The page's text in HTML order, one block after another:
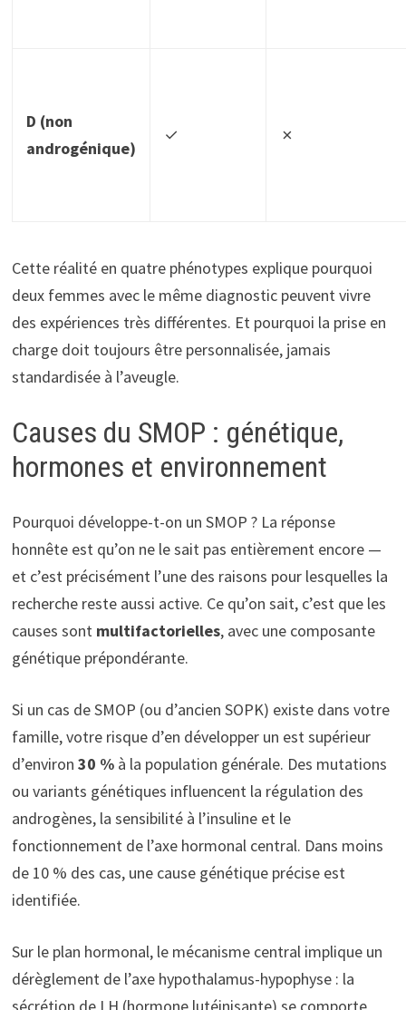
D (non
androgénique)
✓ ✗
Cette réalité en quatre phénotypes explique pourquoi
deux femmes avec le même diagnostic peuvent vivre
des expériences très différentes. Et pourquoi la prise en
charge doit toujours être personnalisée, jamais
standardisée à l’aveugle.
Causes du SMOP : génétique,
hormones et environnement
Pourquoi développe-t-on un SMOP ? La réponse
honnête est qu’on ne le sait pas entièrement encore —
et c’est précisément l’une des raisons pour lesquelles la
recherche reste aussi active. Ce qu’on sait, c’est que les
causes sont multifactorielles, avec une composante
génétique prépondérante.
Si un cas de SMOP (ou d’ancien SOPK) existe dans votre
famille, votre risque d’en développer un est supérieur
d’environ 30 %à la population générale. Des mutations
ou variants génétiques influencent la régulation des
androgènes, la sensibilité à l’insuline et le
fonctionnement de l’axe hormonal central. Dans moins
de 10 % des cas, une cause génétique précise est
identifiée.
Sur le plan hormonal, le mécanisme central implique un
dérèglement de l’axe hypothalamus-hypophyse : la
sécrétion de LH (hormone lutéinisante) se comporte